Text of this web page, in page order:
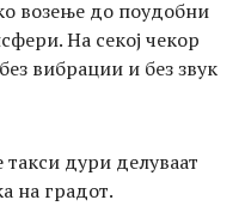
возење до поудобни
На секој чекор
вибрации и без звук
дури делуваат
на градот.